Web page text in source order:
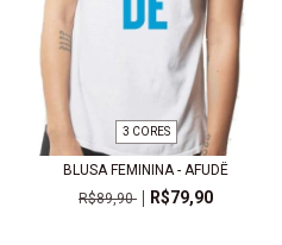
3 CORES
BLUSA FEMININA - AFUDÊ
R$89,90
R$79,90